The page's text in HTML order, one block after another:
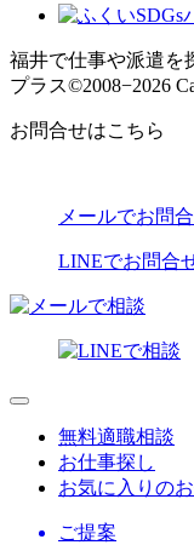
福井で仕事や派遣を
プラス©2008−2026
お問合せはこちら
メールでお問
LINEでお問合
無料適職相談
お仕事探し
お気に入りの
ご提案